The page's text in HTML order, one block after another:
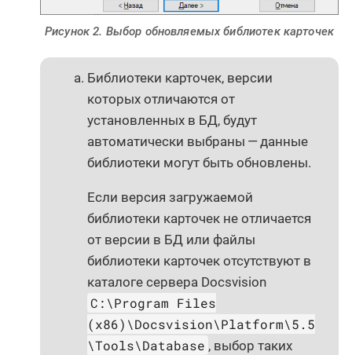
Рисунок 2. Выбор обновляемых библиотек карточек
Библиотеки карточек, версии
которых отличаются от
установленных в БД, будут
автоматически выбраны — данные
библиотеки могут быть обновлены.
Если версия загружаемой
библиотеки карточек не отличается
от версии в БД или файлы
библиотеки карточек отсутствуют в
каталоге сервера Docsvision
C:\Program Files
(x86)\Docsvision\Platform\5.5
\Tools\Database , выбор таких